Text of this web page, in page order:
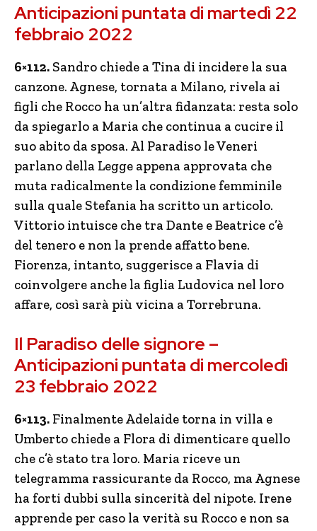
Anticipazioni puntata di martedì 22
febbraio 2022
6×112. Sandro chiede a Tina di incidere la sua
canzone. Agnese, tornata a Milano, rivela ai
figli che Rocco ha un’altra fidanzata: resta solo
da spiegarlo a Maria che continua a cucire il
suo abito da sposa. Al Paradiso le Veneri
parlano della Legge appena approvata che
muta radicalmente la condizione femminile
sulla quale Stefania ha scritto un articolo.
Vittorio intuisce che tra Dante e Beatrice c’è
del tenero e non la prende affatto bene.
Fiorenza, intanto, suggerisce a Flavia di
coinvolgere anche la figlia Ludovica nel loro
affare, così sarà più vicina a Torrebruna.
Il Paradiso delle signore –
Anticipazioni puntata di mercoledì
23 febbraio 2022
6×113. Finalmente Adelaide torna in villa e
Umberto chiede a Flora di dimenticare quello
che c’è stato tra loro. Maria riceve un
telegramma rassicurante da Rocco, ma Agnese
ha forti dubbi sulla sincerità del nipote. Irene
apprende per caso la verità su Rocco e non sa